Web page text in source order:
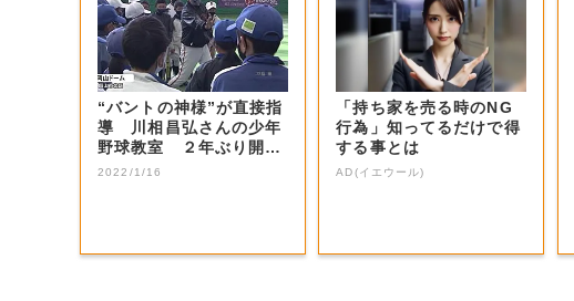
“バントの神様”が直接指
導 川相昌弘さんの少年
野球教室 ２年ぶり開催
【岡山・岡山...
2022/1/16
「持ち家を売る時のNG
行為」知ってるだけで得
する事とは
AD(イエウール)